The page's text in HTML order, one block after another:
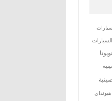
تويوتا
هيونداي